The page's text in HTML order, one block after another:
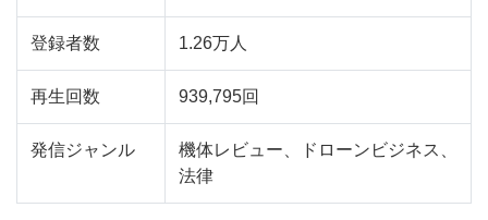
登録者数 1.26万人
再生回数 939,795回
発信ジャンル
機体レビュー、ドローンビジネス、
法律